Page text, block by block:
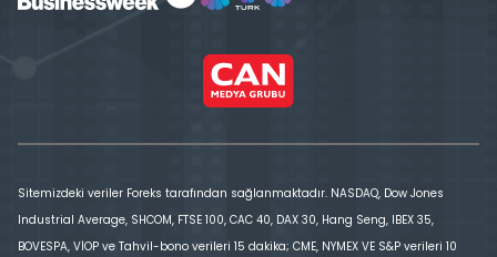
Sitemizdeki veriler Foreks tarafından sağlanmaktadır. NASDAQ, Dow Jones
Industrial Average, SHCOM, FTSE 100, CAC 40, DAX 30, Hang Seng, IBEX 35,
BOVESPA, VİOP ve Tahvil-bono verileri 15 dakika; CME, NYMEX VE S&P verileri 10